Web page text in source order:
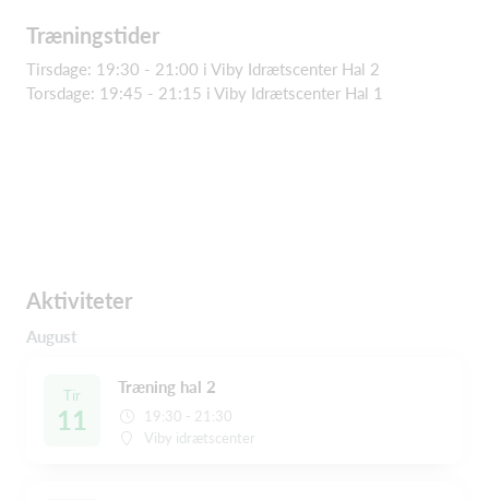
Træningstider
Tirsdage: 19:30 - 21:00 i Viby Idrætscenter Hal 2
Torsdage: 19:45 - 21:15 i Viby Idrætscenter Hal 1
Aktiviteter
August
Tir
11
Træning hal 2
19:30 - 21:30
Viby idrætscenter